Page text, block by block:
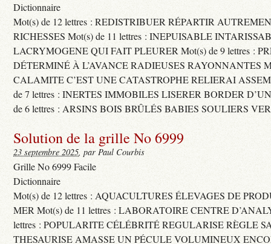
Dictionnaire
Mot(s) de 12 lettres : REDISTRIBUER RÉPARTIR
RICHESSES Mot(s) de 11 lettres : INEPUISABLE
LACRYMOGENE QUI FAIT PLEURER Mot(s) de 9 lettres :
DÉTERMINÉ À L’AVANCE RADIEUSES RAYONNANTES
CALAMITE C’EST UNE CATASTROPHE RELIERAI
de 7 lettres : INERTES IMMOBILES LISERER BORDER
de 6 lettres : ARSINS BOIS BRÛLÉS BABIES SOULIERS
Solution de la grille No 6999
23 septembre 2025, par Paul Courbis
Grille No 6999 Facile
Dictionnaire
Mot(s) de 12 lettres : AQUACULTURES ÉLEVAGES DE
MER Mot(s) de 11 lettres : LABORATOIRE CENTRE
lettres : POPULARITE CÉLÉBRITÉ REGULARISE RÈGLE
THESAURISE AMASSE UN PÉCULE VOLUMINEUX